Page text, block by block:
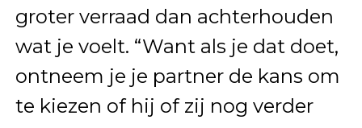
groter verraad dan achterhouden
wat je voelt. “Want als je dat doet,
ontneem je je partner de kans om
te kiezen of hij of zij nog verder